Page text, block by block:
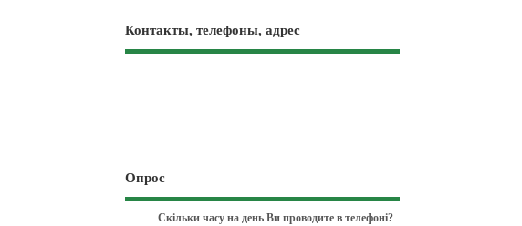
Контакты, телефоны, адрес
Опрос
Скільки часу на день Ви проводите в телефоні?